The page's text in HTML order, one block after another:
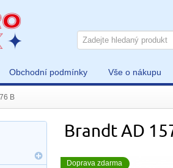
Obchodní podmínky Vše o nákupu
B
Brandt AD
Doprava zdarma